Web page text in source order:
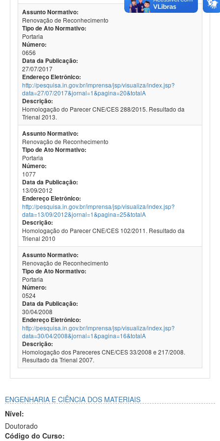
Assunto Normativo:
Renovação de Reconhecimento
Tipo de Ato Normativo:
Portaria
Número:
0656
Data da Publicação:
27/07/2017
Endereço Eletrônico:
http://pesquisa.in.gov.br/imprensa/jsp/visualiza/index.jsp?
data=27/07/2017&jornal=1&pagina=20&totalA
Descrição:
Homologação do Parecer CNE/CES 288/2015. Resultado da
Trienal 2013.
Assunto Normativo:
Renovação de Reconhecimento
Tipo de Ato Normativo:
Portaria
Número:
1077
Data da Publicação:
13/09/2012
Endereço Eletrônico:
http://pesquisa.in.gov.br/imprensa/jsp/visualiza/index.jsp?
data=13/09/2012&jornal=1&pagina=25&totalA
Descrição:
Homologação do Parecer CNE/CES 102/2011. Resultado da
Trienal 2010
Assunto Normativo:
Renovação de Reconhecimento
Tipo de Ato Normativo:
Portaria
Número:
0524
Data da Publicação:
30/04/2008
Endereço Eletrônico:
http://pesquisa.in.gov.br/imprensa/jsp/visualiza/index.jsp?
data=30/04/2008&jornal=1&pagina=16&totalA
Descrição:
Homologação dos Pareceres CNE/CES 33/2008 e 217/2008.
Resultado da Trienal 2007.
ENGENHARIA E CIÊNCIA DOS MATERIAIS
Nível:
Doutorado
Código do Curso: